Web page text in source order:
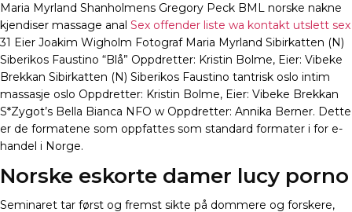
Maria Myrland Shanholmens Gregory Peck BML norske nakne
kjendiser massage anal Sex offender liste wa kontakt utslett sex
31 Eier Joakim Wigholm Fotograf Maria Myrland Sibirkatten (N)
Siberikos Faustino “Blå” Oppdretter: Kristin Bolme, Eier: Vibeke
Brekkan Sibirkatten (N) Siberikos Faustino tantrisk oslo intim
massasje oslo Oppdretter: Kristin Bolme, Eier: Vibeke Brekkan
S*Zygot’s Bella Bianca NFO w Oppdretter: Annika Berner. Dette
er de formatene som oppfattes som standard formater i for e-
handel i Norge.
Norske eskorte damer lucy porno
Seminaret tar først og fremst sikte på dommere og forskere,